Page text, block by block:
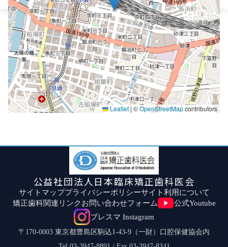
Leaflet | ©OpenStreetMapcontributors
公益社団法人日本臨床矯正歯科医会
サイトマッププライバシーポリシーサイト利用について
矯正歯科関連リンクお問い合わせフォーム
公式Youtube
ブレスマ Instagram
〒170-0003 東京都豊島区駒込1-43-9（一財）口腔保健協会内